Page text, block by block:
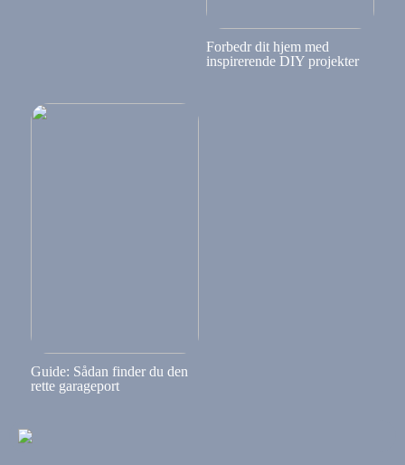
Forbedr dit hjem med
inspirerende DIY projekter
Guide: Sådan finder du den
rette garageport